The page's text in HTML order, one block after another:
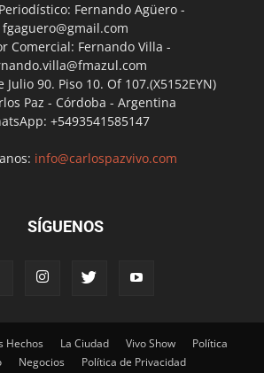
Fernando Agüero -
fgaguero@gmail.com
Comercial: Fernando Villa -
90. Piso 10. Of 107.(X5152EYN)
Paz - Córdoba - Argentina
+5493541585147
info@carlospazvivo.com
SÍGUENOS
Hechos La Ciudad Vivo Show
Política
Negocios Política de Privacidad